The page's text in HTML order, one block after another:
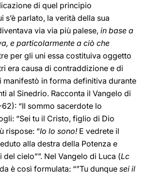
di quel principio
s’è parlato, la verità della sua
via via più palese, in base a
e particolarmente a ciò che
per gli uni essa costituiva oggetto
era causa di contraddizione e di
manifestò in forma definitiva durante
al Sinedrio. Racconta il Vangelo di
62): “Il sommo sacerdote lo
“Sei tu il Cristo, figlio di Dio
rispose: “Io lo sono!E vedrete il
alla destra della Potenza e
cielo””. Nel Vangelo di Luca (Lc
è così formulata: “”Tu dunquesei il